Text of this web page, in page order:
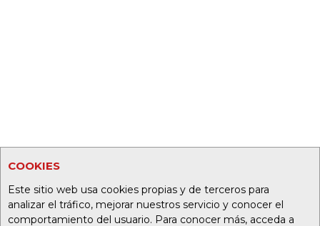
COOKIES
Este sitio web usa cookies propias y de terceros para
analizar el tráfico, mejorar nuestros servicio y conocer el
comportamiento del usuario. Para conocer más, acceda a